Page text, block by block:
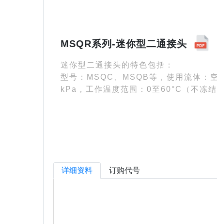
MSQR系列-迷你型二通接头
迷你型二通接头的特色包括：
型号：MSQC、MSQB等，使用流体：
kPa，工作温度范围：0至60°C（不冻
详细资料 订购代号